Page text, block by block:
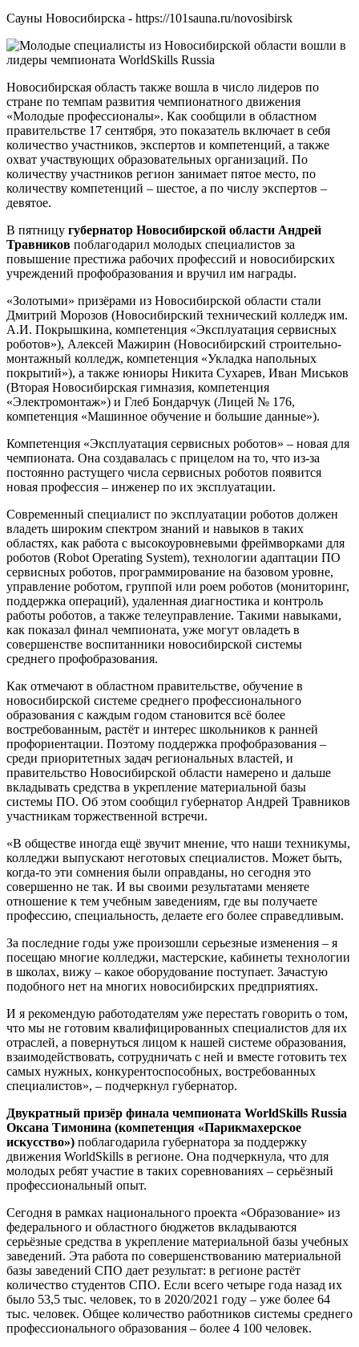
Сауны Новосибирска - https://101sauna.ru/novosibirsk
Новосибирская область также вошла в число лидеров по
стране по темпам развития чемпионатного движения
«Молодые профессионалы». Как сообщили в областном
правительстве 17 сентября, это показатель включает в себя
количество участников, экспертов и компетенций, а также
охват участвующих образовательных организаций. По
количеству участников регион занимает пятое место, по
количеству компетенций – шестое, а по числу экспертов –
девятое.
В пятницу губернатор Новосибирской области Андрей
Травников поблагодарил молодых специалистов за
повышение престижа рабочих профессий и новосибирских
учреждений профобразования и вручил им награды.
«Золотыми» призёрами из Новосибирской области стали
Дмитрий Морозов (Новосибирский технический колледж им.
А.И. Покрышкина, компетенция «Эксплуатация сервисных
роботов»), Алексей Мажирин (Новосибирский строительно-
монтажный колледж, компетенция «Укладка напольных
покрытий»), а также юниоры Никита Сухарев, Иван Миськов
(Вторая Новосибирская гимназия, компетенция
«Электромонтаж») и Глеб Бондарчук (Лицей № 176,
компетенция «Машинное обучение и большие данные»).
Компетенция «Эксплуатация сервисных роботов» – новая для
чемпионата. Она создавалась с прицелом на то, что из-за
постоянно растущего числа сервисных роботов появится
новая профессия – инженер по их эксплуатации.
Современный специалист по эксплуатации роботов должен
владеть широким спектром знаний и навыков в таких
областях, как работа c высокоуровневыми фреймворками для
роботов (Robot Operating System), технологии адаптации ПО
сервисных роботов, программирование на базовом уровне,
управление роботом, группой или роем роботов (мониторинг,
поддержка операций), удаленная диагностика и контроль
работы роботов, а также телеуправление. Такими навыками,
как показал финал чемпионата, уже могут овладеть в
совершенстве воспитанники новосибирской системы
среднего профобразования.
Как отмечают в областном правительстве, обучение в
новосибирской системе среднего профессионального
образования с каждым годом становится всё более
востребованным, растёт и интерес школьников к ранней
профориентации. Поэтому поддержка профобразования –
среди приоритетных задач региональных властей, и
правительство Новосибирской области намерено и дальше
вкладывать средства в укрепление материальной базы
системы ПО. Об этом сообщил губернатор Андрей Травников
участникам торжественной встречи.
«В обществе иногда ещё звучит мнение, что наши техникумы,
колледжи выпускают неготовых специалистов. Может быть,
когда-то эти сомнения были оправданы, но сегодня это
совершенно не так. И вы своими результатами меняете
отношение к тем учебным заведениям, где вы получаете
профессию, специальность, делаете его более справедливым.
За последние годы уже произошли серьезные изменения – я
посещаю многие колледжи, мастерские, кабинеты технологии
в школах, вижу – какое оборудование поступает. Зачастую
подобного нет на многих новосибирских предприятиях.
И я рекомендую работодателям уже перестать говорить о том,
что мы не готовим квалифицированных специалистов для их
отраслей, а повернуться лицом к нашей системе образования,
взаимодействовать, сотрудничать с ней и вместе готовить тех
самых нужных, конкурентоспособных, востребованных
специалистов», – подчеркнул губернатор.
Двукратный призёр финала чемпионата WorldSkills Russia
Оксана Тимонина (компетенция «Парикмахерское
искусство») поблагодарила губернатора за поддержку
движения WorldSkills в регионе. Она подчеркнула, что для
молодых ребят участие в таких соревнованиях – серьёзный
профессиональный опыт.
Сегодня в рамках национального проекта «Образование» из
федерального и областного бюджетов вкладываются
серьёзные средства в укрепление материальной базы учебных
заведений. Эта работа по совершенствованию материальной
базы заведений СПО дает результат: в регионе растёт
количество студентов СПО. Если всего четыре года назад их
было 53,5 тыс. человек, то в 2020/2021 году – уже более 64
тыс. человек. Общее количество работников системы среднего
профессионального образования – более 4 100 человек.